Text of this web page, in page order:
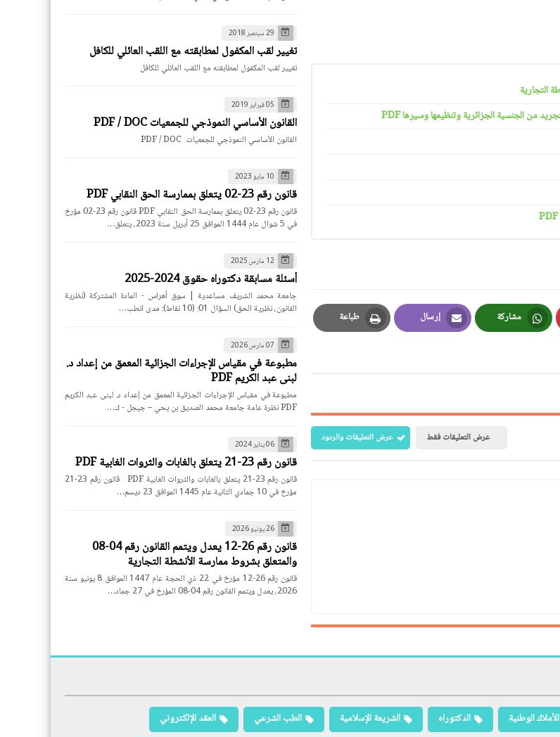
مشاركة
Whatsapp
إرسال
Email
طباعة
Print
عرض التعليقات فقط عرض التعليقات والردود
29 سبتمبر 2018
تغيير لقب المكفول لمطابقته مع اللقب العائلي للكافل
تغيير لقب المكفول لمطابقته مع اللقب العائلي للكافل
05 فبراير 2019
القانون الأساسي النموذجي للجمعيات PDF / DOC
القانون الأساسي النموذجي للجمعيات PDF / DOC
10 مايو 2023
قانون رقم 23-02 يتعلق بممارسة الحق النقابي PDF
قانون رقم 23-02 يتعلق بممارسة الحق النقابي PDF قانون رقم 23-02 مؤرخ
في 5 شوال عام 1444 الموافق 25 أبريل سنة 2023، يتعلق…
12 مارس 2025
أسئلة مسابقة دكتوراه حقوق 2024-2025
جامعة محمد الشريف مساعدية | سوق أهراس - المادة المشتركة (نظرية
القانون، نظرية الحق) السؤال 01: (10 نقاط): مدى انطب…
07 مارس 2026
مطبوعة في مقياس الإجراءات الجزائية المعمق من إعداد د.
لبنى عبد الكريم PDF
مطبوعة في مقياس الإجراءات الجزائية المعمق من إعداد د. لبنى عبد الكريم
PDF نظرة عامة جامعة محمد الصديق بن يحي – جيجل - ك…
06 يناير 2024
قانون رقم 23-21 يتعلق بالغابات والثروات الغابية PDF
قانون رقم 23-21 يتعلق بالغابات والثروات الغابية PDF قانون رقم 23-21
مؤرخ في 10 جمادي الثانية عام 1445 الموافق 23 ديسم…
26 يونيو 2026
قانون رقم 26-12 يعدل ويتمم القانون رقم 04-08
والمتعلق بشروط ممارسة الأنشطة التجارية
قانون رقم 26-12 مؤرخ في 22 ذي الحجة عام 1447 الموافق 8 يونيو سنة
2026، يعدل ويتمم القانون رقم 04-08 المؤرخ في 27 جماد…
الأملاك الوطنية الدكتوراه الشريعة الإسلامية الطب الشرعي
العقد الإلكتروني